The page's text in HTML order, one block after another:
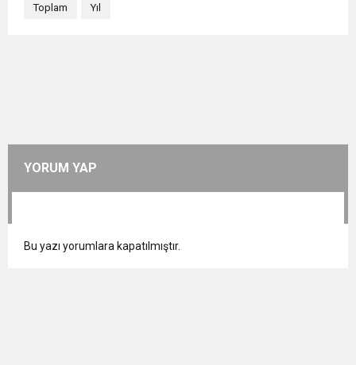
Toplam Yıl
YORUM YAP
Bu yazı yorumlara kapatılmıştır.